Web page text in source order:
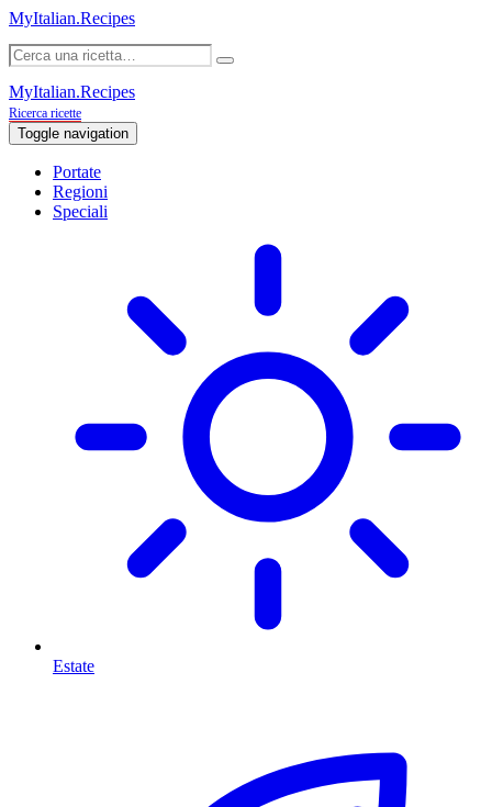
MyItalian.Recipes
MyItalian.Recipes
Ricerca ricette
Toggle navigation
Portate
Regioni
Speciali
Estate